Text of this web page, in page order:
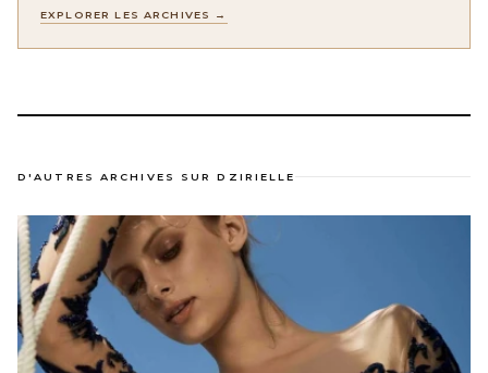
EXPLORER LES ARCHIVES →
D'AUTRES ARCHIVES SUR DZIRIELLE